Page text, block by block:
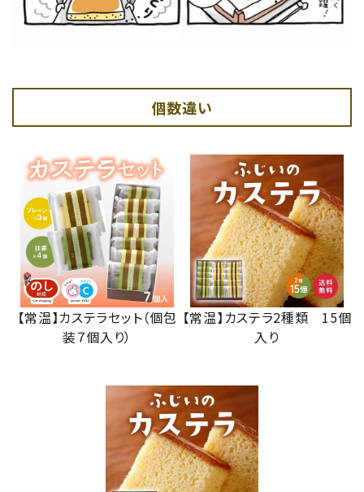
個数違い
【常温】カステラセット（個包
装７個入り）
【常温】カステラ2種類 15個
入り